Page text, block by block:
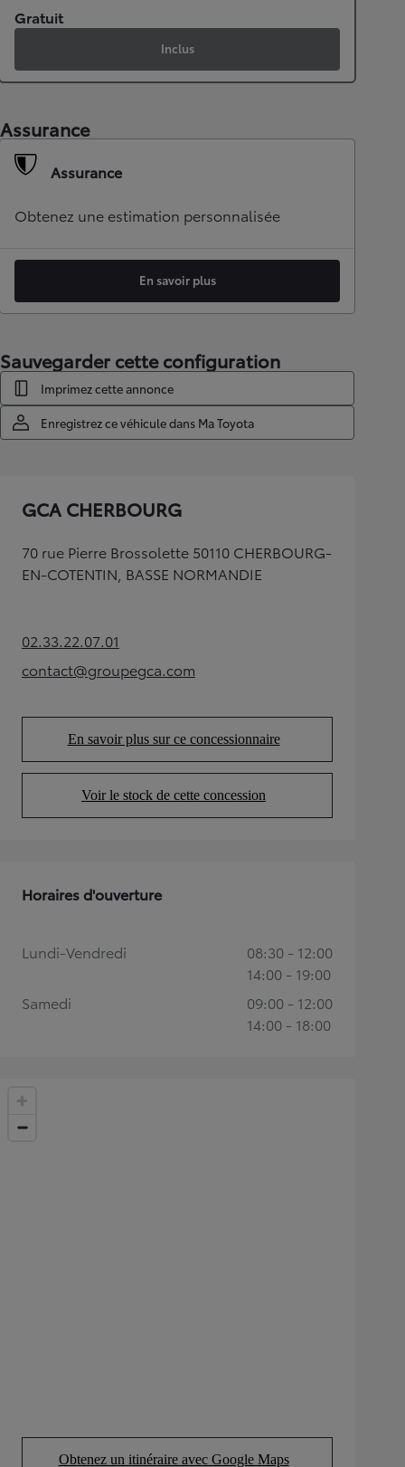
Gratuit
Inclus
Assurance
Assurance
Obtenez une estimation personnalisée
En savoir plus
Sauvegarder cette configuration
Imprimez cette annonce
Enregistrez ce véhicule dans Ma Toyota
GCA CHERBOURG
70 rue Pierre Brossolette 50110 CHERBOURG-
EN-COTENTIN, BASSE NORMANDIE
02.33.22.07.01(Opens in new tab)
contact@groupegca.com
(Opens in new tab)
En savoir plus sur ce concessionnaire
(Opens in new tab)
Voir le stock de cette concession
(Opens in new tab)
Obtenez un itinéraire avec Google Maps
Horaires d'ouverture
Lundi-Vendredi
08:30 - 12:00
14:00 - 19:00
Samedi
09:00 - 12:00
14:00 - 18:00